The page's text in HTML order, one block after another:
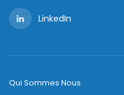
LinkedIn
Qui Sommes Nous